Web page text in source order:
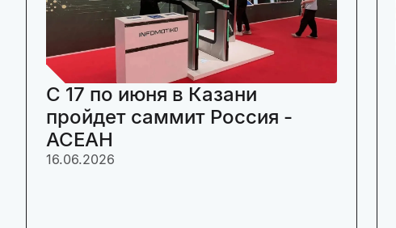
C 17 по июня в Казани
пройдет саммит Россия -
АСЕАН
16.06.2026